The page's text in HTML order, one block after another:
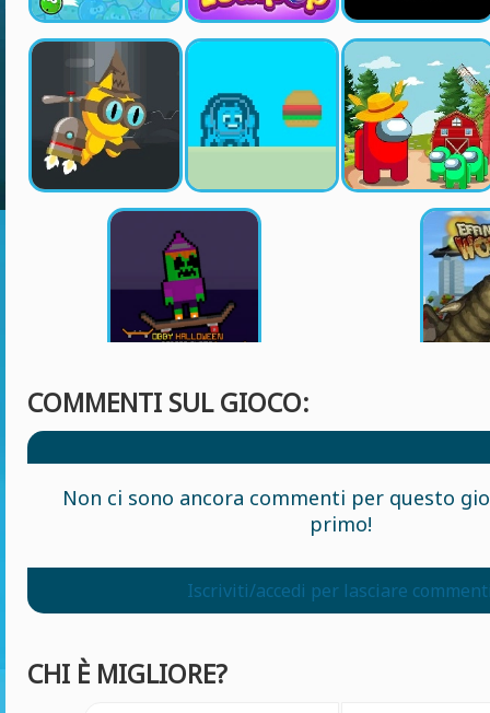
COMMENTI SUL GIOCO:
Non ci sono ancora commenti per questo
primo!
Iscriviti/accedi per lasciare
CHI È MIGLIORE?